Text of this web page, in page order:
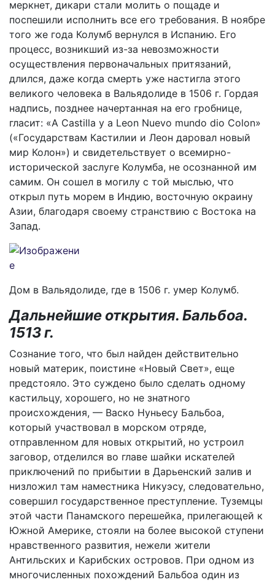
меркнет, дикари стали молить о пощаде и
поспешили исполнить все его требования. В ноябре
того же года Колумб вернулся в Испанию. Его
процесс, возникший из-за невозможности
осуществления первоначальных притязаний,
длился, даже когда смерть уже настигла этого
великого человека в Вальядолиде в 1506 г. Гордая
надпись, позднее начертанная на его гробнице,
гласит: «A Castilla у a Leon Nuevo mundo dio Colon»
(«Государствам Кастилии и Леон даровал новый
мир Колон») и свидетельствует о всемирно-
исторической заслуге Колумба, не осознанной им
самим. Он сошел в могилу с той мыслью, что
открыл путь морем в Индию, восточную окраину
Азии, благодаря своему странствию с Востока на
Запад.
Дом в Вальядолиде, где в 1506 г. умер Колумб.
Дальнейшие открытия. Бальбоа.
1513 г.
Сознание того, что был найден действительно
новый материк, поистине «Новый Свет», еще
предстояло. Это суждено было сделать одному
кастильцу, хорошего, но не знатного
происхождения, — Васко Нуньесу Бальбоа,
который участвовал в морском отряде,
отправленном для новых открытий, но устроил
заговор, отделился во главе шайки искателей
приключений по прибытии в Дарьенский залив и
низложил там наместника Никуэсу, следовательно,
совершил государственное преступление. Туземцы
этой части Панамского перешейка, прилегающей к
Южной Америке, стояли на более высокой ступени
нравственного развития, нежели жители
Антильских и Карибских островов. При одном из
многочисленных похождений Бальбоа один из